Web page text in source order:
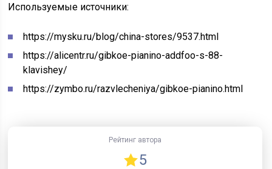
Используемые источники:
https://mysku.ru/blog/china-stores/9537.html
https://alicentr.ru/gibkoe-pianino-addfoo-s-88-
klavishey/
https://zymbo.ru/razvlecheniya/gibkoe-pianino.html
Рейтинг автора
5